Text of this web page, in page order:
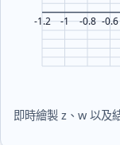
即時繪製 z、w 以及